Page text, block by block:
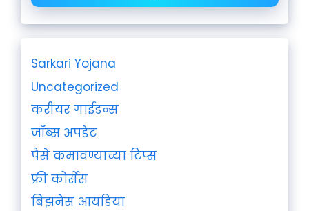
Sarkari Yojana
Uncategorized
करीयर गाईडन्स
जॉब्स अपडेट
पैसे कमावण्याच्या टिप्स
फ्री कोर्सेस
बिझनेस आयडिया